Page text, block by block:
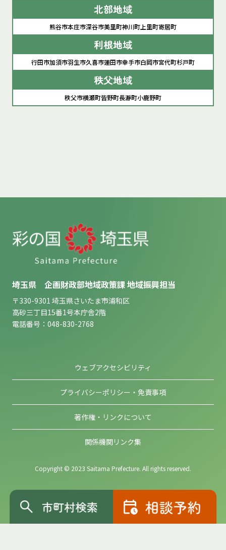
北部地域
熊谷市本庄市深谷市美里町神川町 上里町寄居町
利根地域
行田市加須市羽生市久喜市蓮田市幸手市白岡市宮代町杉戸町
秩父地域
秩父市横瀬町皆野町長瀞町小鹿野町
埼玉県 企画財政部地域政策課 地域振興担当
〒330-9301 埼玉県さいたま市浦和区
高砂三丁目15番1号本庁舎2階
電話番号：048-830-2768
ウェブアクセシビリティ
プライバシーポリシー・免責事項
著作権・リンクについて
関係機関リンク集
Copyright © 2023 Saitama Prefecture. All rights reserved.